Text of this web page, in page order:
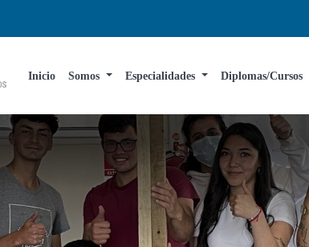
Inicio Somos Especialidades Diplomas/Cursos